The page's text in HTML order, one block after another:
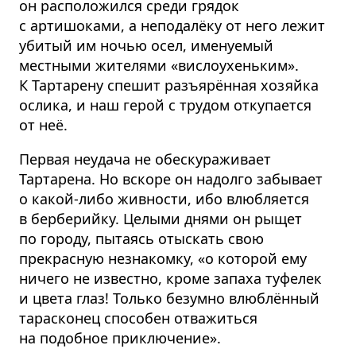
он расположился среди грядок
с артишоками, а неподалёку от него лежит
убитый им ночью осел, именуемый
местными жителями «вислоухеньким».
К Тартарену спешит разъярённая хозяйка
ослика, и наш герой с трудом откупается
от неё.
Первая неудача не обескураживает
Тартарена. Но вскоре он надолго забывает
о какой-либо живности, ибо влюбляется
в берберийку. Целыми днями он рыщет
по городу, пытаясь отыскать свою
прекрасную незнакомку, «о которой ему
ничего не известно, кроме запаха туфелек
и цвета глаз! Только безумно влюблённый
тарасконец способен отважиться
на подобное приключение».